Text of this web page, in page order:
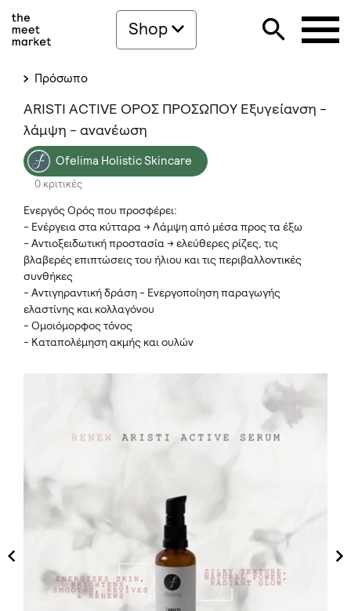
Shop
Πρόσωπο
ARISTI ACTIVE ΟΡΟΣ ΠΡΟΣΩΠΟΥ Εξυγείανση -
λάμψη - ανανέωση
Ofelima Holistic Skincare
0 κριτικές
Ενεργός Ορός που προσφέρει:
- Ενέργεια στα κύτταρα -> Λάμψη από μέσα προς τα έξω
- Αντιοξειδωτική προστασία -> ελεύθερες ρίζες, τις
βλαβερές επιπτώσεις του ήλιου και τις περιβαλλοντικές
συνθήκες
- Αντιγηραντική δράση - Ενεργοποίηση παραγωγής
ελαστίνης και κολλαγόνου
- Ομοιόμορφος τόνος
- Καταπολέμηση ακμής και ουλών